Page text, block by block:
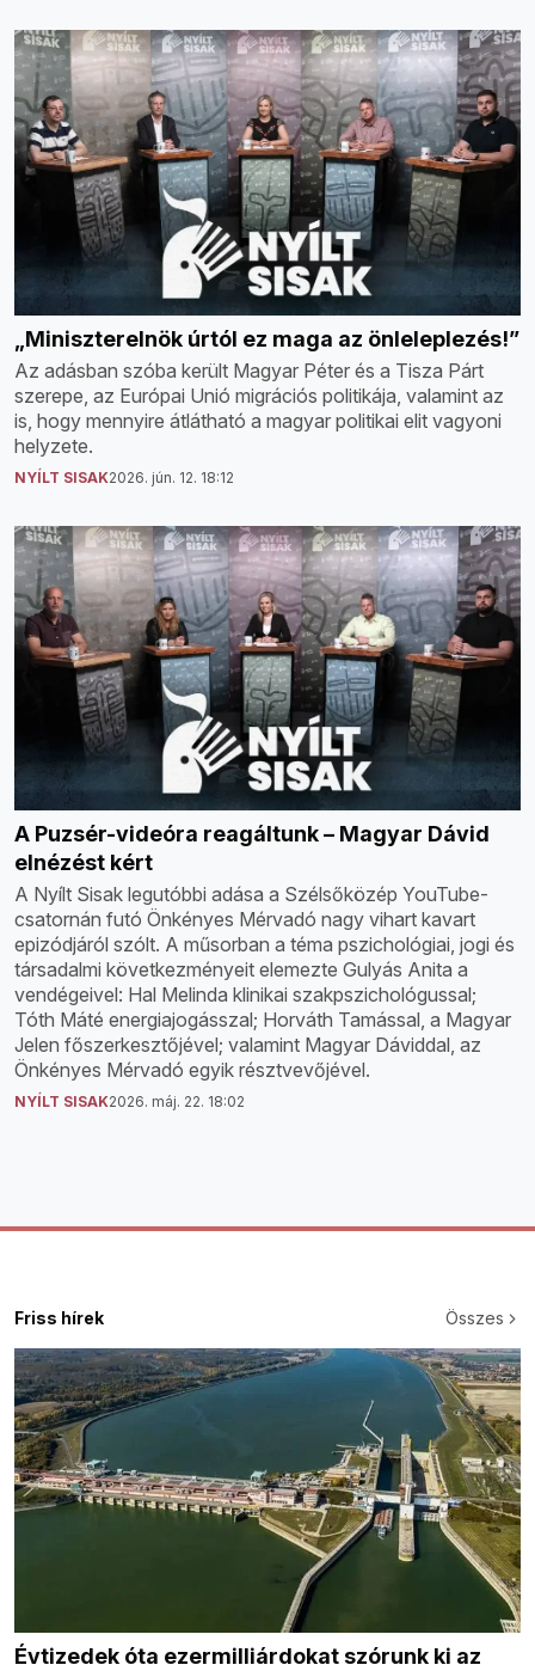
„Miniszterelnök úrtól ez maga az önleleplezés!”
Az adásban szóba került Magyar Péter és a Tisza Párt
szerepe, az Európai Unió migrációs politikája, valamint az
is, hogy mennyire átlátható a magyar politikai elit vagyoni
helyzete.
NYÍLT SISAK2026. jún. 12. 18:12
A Puzsér-videóra reagáltunk – Magyar Dávid
elnézést kért
A Nyílt Sisak legutóbbi adása a Szélsőközép YouTube-
csatornán futó Önkényes Mérvadó nagy vihart kavart
epizódjáról szólt. A műsorban a téma pszichológiai, jogi és
társadalmi következményeit elemezte Gulyás Anita a
vendégeivel: Hal Melinda klinikai szakpszichológussal;
Tóth Máté energiajogásszal; Horváth Tamással, a Magyar
Jelen főszerkesztőjével; valamint Magyar Dáviddal, az
Önkényes Mérvadó egyik résztvevőjével.
NYÍLT SISAK2026. máj. 22. 18:02
Friss hírek Összes
Évtizedek óta ezermilliárdokat szórunk ki az